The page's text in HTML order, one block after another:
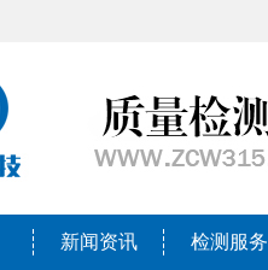
新闻资讯 检测服务